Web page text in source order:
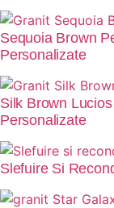
Sequoia Brown
Personalizate
Silk Brown
Personalizate
Slefuire Si